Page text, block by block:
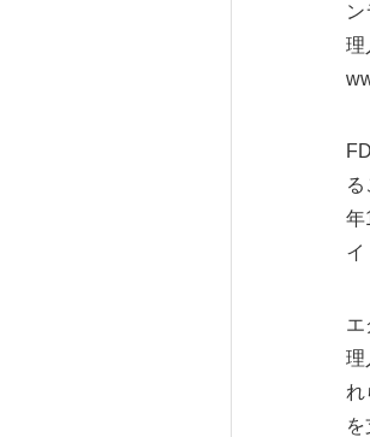
理
年
イ
エ
理
れ